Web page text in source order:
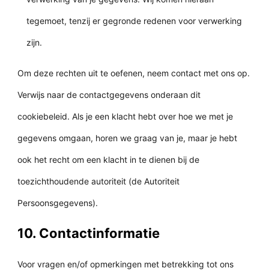
tegemoet, tenzij er gegronde redenen voor verwerking
zijn.
Om deze rechten uit te oefenen, neem contact met ons op.
Verwijs naar de contactgegevens onderaan dit
cookiebeleid. Als je een klacht hebt over hoe we met je
gegevens omgaan, horen we graag van je, maar je hebt
ook het recht om een klacht in te dienen bij de
toezichthoudende autoriteit (de Autoriteit
Persoonsgegevens).
10. Contactinformatie
Voor vragen en/of opmerkingen met betrekking tot ons